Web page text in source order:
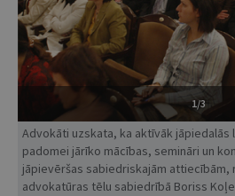
1/3
Advokāti uzskata, ka aktīvāk
padomei jārīko mācības, semināri un
jāpievēršas sabiedriskajām
advokatūras tēlu sabiedrībā Boriss